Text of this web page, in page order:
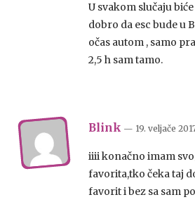
U svakom slučaju
dobro da esc bude u
očas autom , samo
2,5 h sam tamo.
Blink — 19. veljače
iiii konačno imam
favorita,tko čeka taj
favorit i bez sa sam